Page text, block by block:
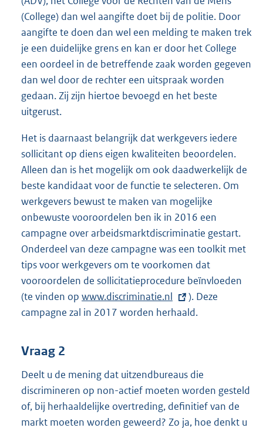
(College) dan wel aangifte doet bij de politie. Door
aangifte te doen dan wel een melding te maken trek
je een duidelijke grens en kan er door het College
een oordeel in de betreffende zaak worden gegeven
dan wel door de rechter een uitspraak worden
gedaan. Zij zijn hiertoe bevoegd en het beste
uitgerust.
Het is daarnaast belangrijk dat werkgevers iedere
sollicitant op diens eigen kwaliteiten beoordelen.
Alleen dan is het mogelijk om ook daadwerkelijk de
beste kandidaat voor de functie te selecteren. Om
werkgevers bewust te maken van mogelijke
onbewuste vooroordelen ben ik in 2016 een
campagne over arbeidsmarktdiscriminatie gestart.
Onderdeel van deze campagne was een toolkit met
tips voor werkgevers om te voorkomen dat
vooroordelen de sollicitatieprocedure beïnvloeden
(te vinden op E
x
n
e
l
i
www.discriminatie.nl
). Deze
campagne zal in 2017 worden herhaald.
Vraag 2
Deelt u de mening dat uitzendbureaus die
discrimineren op non-actief moeten worden gesteld
of, bij herhaaldelijke overtreding, definitief van de
markt moeten worden geweerd? Zo ja, hoe denkt u